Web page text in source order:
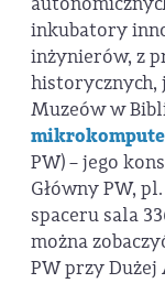
inkubatory
inżynierów, z
historycznych,
Muzeów w
PW) – jego
Główny PW,
spaceru sala
można
PW przy Dużej